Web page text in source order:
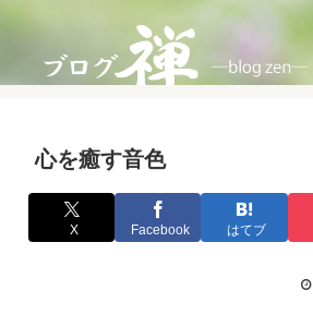
心を癒す音色
X Facebook はてブ